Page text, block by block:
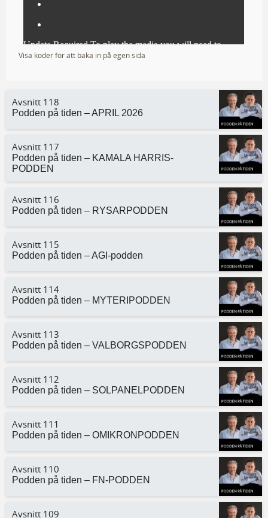
Visa koder för att baka in på egen sida
Avsnitt 118
Podden på tiden – APRIL 2026
Avsnitt 117
Podden på tiden – KAMALA HARRIS-
PODDEN
Avsnitt 116
Podden på tiden – RYSARPODDEN
Avsnitt 115
Podden på tiden – AGI-podden
Avsnitt 114
Podden på tiden – MYTERIPODDEN
Avsnitt 113
Podden på tiden – VALBORGSPODDEN
Avsnitt 112
Podden på tiden – SOLPANELPODDEN
Avsnitt 111
Podden på tiden – OMIKRONPODDEN
Avsnitt 110
Podden på tiden – FN-PODDEN
Avsnitt 109